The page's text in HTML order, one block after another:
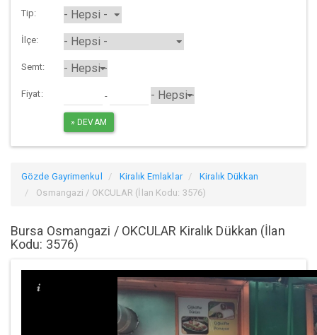
Tip:
İlçe:
Semt:
Fiyat: -
Gözde Gayrimenkul Kiralık Emlaklar
Kiralık Dükkan
Osmangazi / OKCULAR (İlan Kodu: 3576)
Bursa Osmangazi / OKCULAR Kiralık Dükkan (İlan
Kodu: 3576)